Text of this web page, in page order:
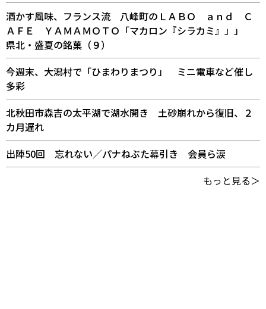
酒かす風味、フランス流 八峰町のＬＡＢＯ ａｎｄ Ｃ
ＡＦＥ ＹＡＭＡＭＯＴＯ「マカロン『シラカミ』」」
県北・盛夏の銘菓（９）
今週末、大潟村で「ひまわりまつり」 ミニ電車など催し
多彩
北秋田市森吉の太平湖で湖水開き 土砂崩れから復旧、２
カ月遅れ
出陣50回 忘れない／パナねぶた幕引き 会員ら涙
もっと見る＞